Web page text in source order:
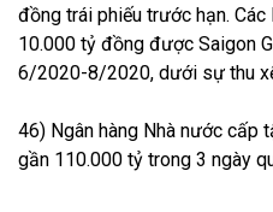
đồng trái phiếu trước hạn.
10.000 tỷ đồng được Saigon
6/2020-8/2020, dưới sự thu
46) Ngân hàng Nhà nước cấp
gần 110.000 tỷ trong 3 ngày